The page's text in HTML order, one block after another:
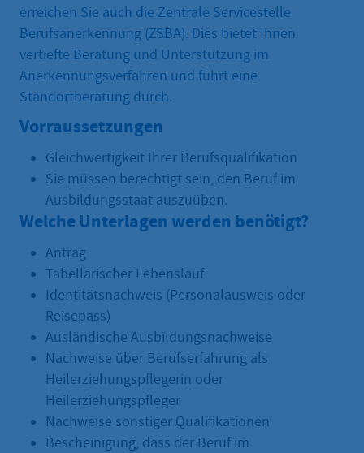
erreichen Sie auch die Zentrale Servicestelle
Berufsanerkennung (ZSBA). Dies bietet Ihnen
vertiefte Beratung und Unterstützung im
Anerkennungsverfahren und führt eine
Standortberatung durch.
Vorraussetzungen
Gleichwertigkeit Ihrer Berufsqualifikation
Sie müssen berechtigt sein, den Beruf im
Ausbildungsstaat auszuüben.
Welche Unterlagen werden benötigt?
Antrag
Tabellarischer Lebenslauf
Identitätsnachweis (Personalausweis oder
Reisepass)
Ausländische Ausbildungsnachweise
Nachweise über Berufserfahrung als
Heilerziehungspflegerin oder
Heilerziehungspfleger
Nachweise sonstiger Qualifikationen
Bescheinigung, dass der Beruf im